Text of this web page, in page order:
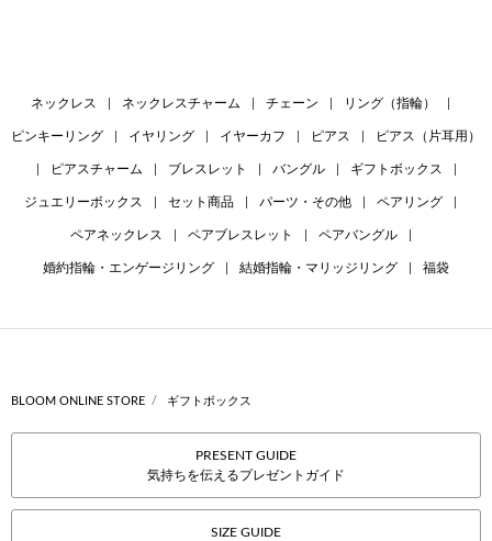
ネックレス ネックレスチャーム チェーン リング（指輪）
ピンキーリング イヤリング イヤーカフ ピアス ピアス（片耳用）
ピアスチャーム ブレスレット バングル ギフトボックス
ジュエリーボックス セット商品 パーツ・その他 ペアリング
ペアネックレス ペアブレスレット ペアバングル
婚約指輪・エンゲージリング 結婚指輪・マリッジリング 福袋
BLOOM ONLINE STORE ギフトボックス
PRESENT GUIDE
気持ちを伝えるプレゼントガイド
SIZE GUIDE